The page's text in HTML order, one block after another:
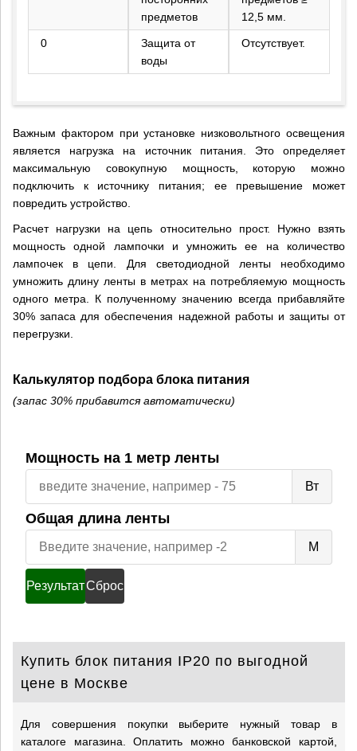
предметов
12,5 мм.
0
Защита от
воды
Отсутствует.
Важным фактором при установке низковольтного освещения
является нагрузка на источник питания. Это определяет
максимальную совокупную мощность, которую можно
подключить к источнику питания; ее превышение может
повредить устройство.
Расчет нагрузки на цепь относительно прост. Нужно взять
мощность одной лампочки и умножить ее на количество
лампочек в цепи. Для светодиодной ленты необходимо
умножить длину ленты в метрах на потребляемую мощность
одного метра. К полученному значению всегда прибавляйте
30% запаса для обеспечения надежной работы и защиты от
перегрузки.
Калькулятор подбора блока питания
(запас 30% прибавится автоматически)
Мощность на 1 метр ленты
Вт
Общая длина ленты
М
РезультатСброс
Купить блок питания IP20 по выгодной
цене в Москве
Для совершения покупки выберите нужный товар в
каталоге магазина. Оплатить можно банковской картой,
+7 (926) 7777-090
info@artpride-msk.ru